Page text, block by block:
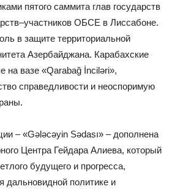
пятого саммита глав государств
ОБСЕ в Лиссабоне.
в защите территориальной
Азербайджана. Карабахские
на вазе «Qarabağ İnciləri»,
справедливости и неоспоримую
– «Gələcəyin Sədası» – дополнена
Центра Гейдара Алиева, который
будущего и прогресса,
дальновидной политике и